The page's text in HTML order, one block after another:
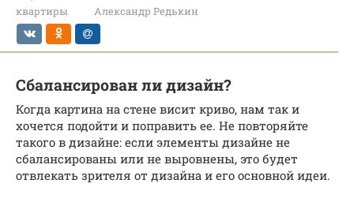
квартиры
Александр Редькин
Сбалансирован ли дизайн?
Когда картина на стене висит криво, нам так и
хочется подойти и поправить ее. Не повторяйте
такого в дизайне: если элементы дизайне не
сбалансированы или не выровнены, это будет
отвлекать зрителя от дизайна и его основной идеи.